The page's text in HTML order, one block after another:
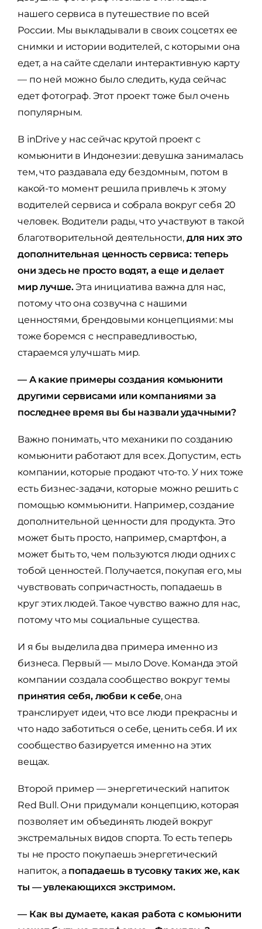
нашего сервиса в путешествие по всей
России. Мы выкладывали в своих соцсетях ее
снимки и истории водителей, с которыми она
едет, а на сайте сделали интерактивную карту
— по ней можно было следить, куда сейчас
едет фотограф. Этот проект тоже был очень
популярным.
В inDrive у нас сейчас крутой проект с
комьюнити в Индонезии: девушка занималась
тем, что раздавала еду бездомным, потом в
какой-то момент решила привлечь к этому
водителей сервиса и собрала вокруг себя 20
человек. Водители рады, что участвуют в такой
благотворительной деятельности, для них это
дополнительная ценность сервиса: теперь
они здесь не просто водят, а еще и делает
мир лучше.Эта инициатива важна для нас,
потому что она созвучна с нашими
ценностями, брендовыми концепциями: мы
тоже боремся с несправедливостью,
стараемся улучшать мир.
— А какие примеры создания комьюнити
другими сервисами или компаниями за
последнее время вы бы назвали удачными?
Важно понимать, что механики по созданию
комьюнити работают для всех. Допустим, есть
компании, которые продают что-то. У них тоже
есть бизнес-задачи, которые можно решить с
помощью коммьюнити. Например, создание
дополнительной ценности для продукта. Это
может быть просто, например, смартфон, а
может быть то, чем пользуются люди одних с
тобой ценностей. Получается, покупая его, мы
чувствовать сопричастность, попадаешь в
круг этих людей. Такое чувство важно для нас,
потому что мы социальные существа.
И я бы выделила два примера именно из
бизнеса. Первый — мыло Dove. Команда этой
компании создала сообщество вокруг темы
принятия себя, любви к себе, она
транслирует идеи, что все люди прекрасны и
что надо заботиться о себе, ценить себя. И их
сообщество базируется именно на этих
вещах.
Второй пример — энергетический напиток
Red Bull. Они придумали концепцию, которая
позволяет им объединять людей вокруг
экстремальных видов спорта. То есть теперь
ты не просто покупаешь энергетический
напиток, а попадаешь в тусовку таких же, как
ты — увлекающихся экстримом.
— Как вы думаете, какая работа с комьюнити